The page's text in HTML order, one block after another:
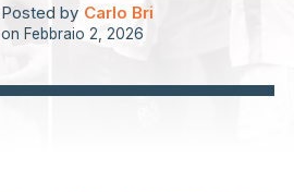
Posted by Carlo Bri
on Febbraio 2, 2026